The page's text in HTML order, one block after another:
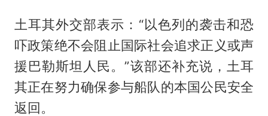
土耳其外交部表示：“以色列的袭击和恐
吓政策绝不会阻止国际社会追求正义或声
援巴勒斯坦人民。”该部还补充说，土耳
其正在努力确保参与船队的本国公民安全
返回。